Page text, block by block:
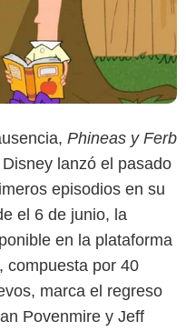
Phineas y Ferb
lanzó el pasado
episodios en su
el 6 de junio, la
en la plataforma
compuesta por 40
marca el regreso
Povenmire y Jeff